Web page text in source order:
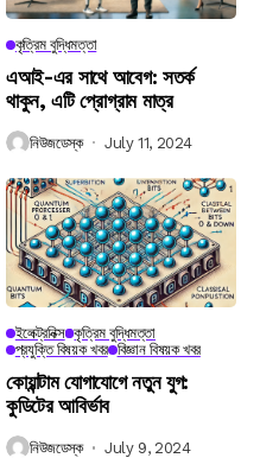
কৃত্রিম বুদ্ধিমত্তা
এআই-এর সাথে আবেগ: সতর্ক
থাকুন, এটি প্রোগ্রাম মাত্র
নিউজডেস্ক July 11, 2024
ইলেক্ট্রনিক্স কৃত্রিম বুদ্ধিমত্তা
প্রযুক্তি বিষয়ক খবর বিজ্ঞান বিষয়ক খবর
কোয়ান্টাম যোগাযোগে নতুন যুগ:
কুডিটের আবির্ভাব
নিউজডেস্ক July 9, 2024